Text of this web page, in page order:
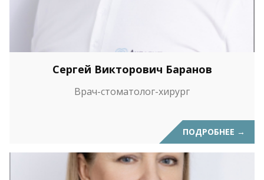
Сергей Викторович Баранов
Врач-стоматолог-хирург
ПОДРОБНЕЕ →